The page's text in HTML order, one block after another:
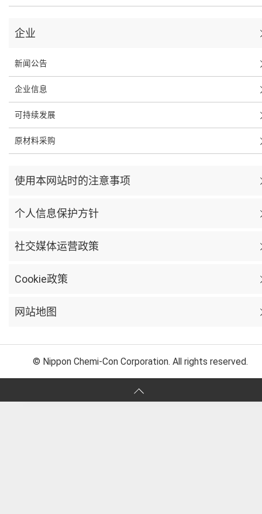
企业
新闻公告
企业信息
可持续发展
原材料采购
使用本网站时的注意事项
个人信息保护方针
社交媒体运营政策
Cookie政策
网站地图
© Nippon Chemi-Con Corporation. All rights reserved.